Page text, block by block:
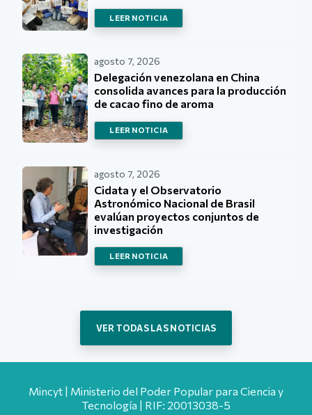
LEER NOTICIA
agosto 7, 2026
Delegación venezolana en China
consolida avances para la producción
de cacao fino de aroma
LEER NOTICIA
agosto 7, 2026
Cidata y el Observatorio
Astronómico Nacional de Brasil
evalúan proyectos conjuntos de
investigación
LEER NOTICIA
VER TODAS LAS NOTICIAS
Mincyt | Ministerio del Poder Popular para Ciencia y
Tecnología | RIF: 20013038-5